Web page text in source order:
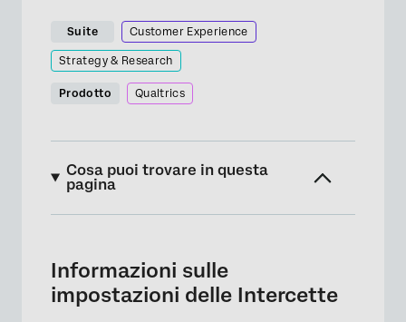
Suite Customer Experience
Strategy & Research
Prodotto Qualtrics
Cosa puoi trovare in questa
pagina
Verifica delle modifiche non pubblicate alle
intercettazioni
Informazioni sulle
impostazioni delle Intercette